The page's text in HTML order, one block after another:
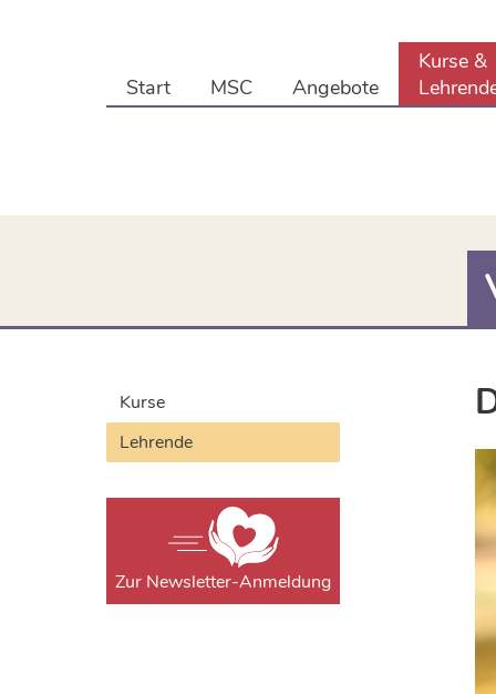
Start MSC Angebote
Kurse &
Kurse
Lehrende
Zur Newsletter-Anmeldung